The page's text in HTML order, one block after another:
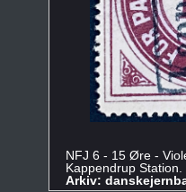
NFJ 6 - 15 Øre -
Kappendrup Station.
Arkiv: